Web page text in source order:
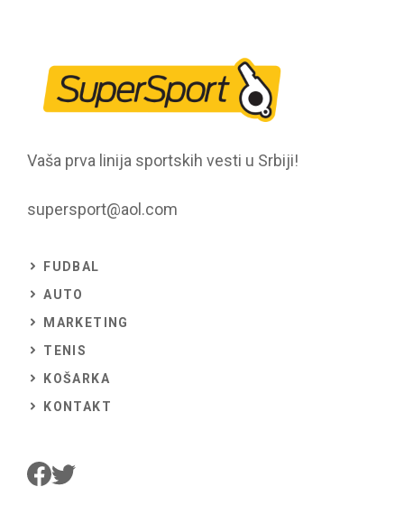
Vaša prva linija sportskih vesti u Srbiji!
supersport@aol.com
FUDBAL
AUTO
MARKETING
TENIS
KOŠARKA
KONTAKT